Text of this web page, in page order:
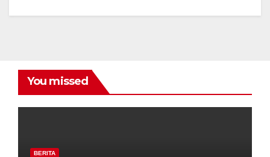
You missed
BERITA